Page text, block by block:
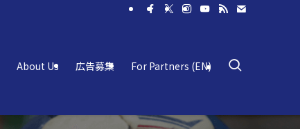
About Us 広告募集 For Partners (EN)